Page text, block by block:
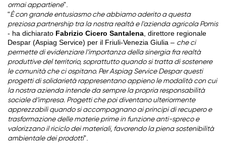
ormai appartiene”.
“È con grande entusiasmo che abbiamo aderito a questa
preziosa partnership tra la nostra realtà e l'azienda agricola Pomis
- ha dichiarato Fabrizio Cicero Santalena, direttore regionale
Despar (Aspiag Service) per il Friuli-Venezia Giulia – che ci
permette di evidenziare l’importanza della sinergia fra realtà
produttive del territorio, soprattutto quando si tratta di sostenere
le comunità che ci ospitano. Per Aspiag Service Despar questi
progetti di solidarietà rappresentano appieno le modalità con cui
la nostra azienda intende da sempre la propria responsabilità
sociale d’impresa. Progetti che poi diventano ulteriormente
apprezzabili quando si accompagnano ai principi di recupero e
trasformazione delle materie prime in funzione anti-spreco e
valorizzano il riciclo dei materiali, favorendo la piena sostenibilità
ambientale dei prodotti”.